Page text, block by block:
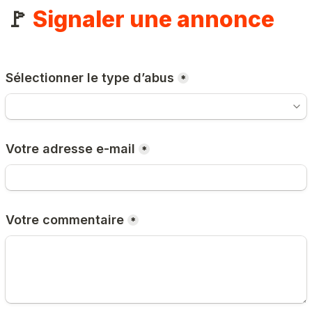
🚩 Signaler une annonce
Sélectionner le type d’abus *
Votre adresse e-mail *
Votre commentaire *